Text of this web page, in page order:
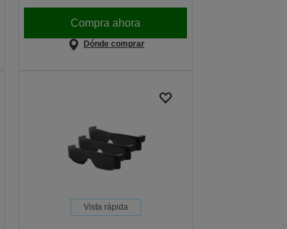
Compra ahora
Dónde comprar
Vista rápida